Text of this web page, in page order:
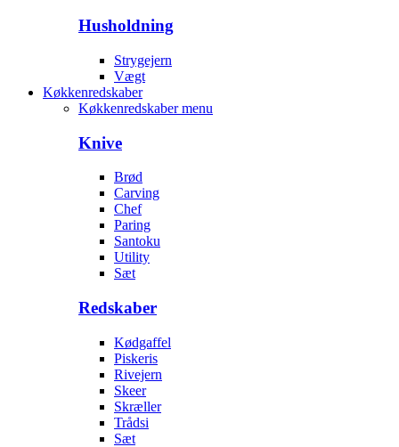
Husholdning
Strygejern
Vægt
Køkkenredskaber
Køkkenredskaber menu
Knive
Brød
Carving
Chef
Paring
Santoku
Utility
Sæt
Redskaber
Kødgaffel
Piskeris
Rivejern
Skeer
Skræller
Trådsi
Sæt